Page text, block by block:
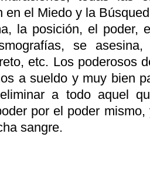
en el Miedo y la
la posición, el poder,
se
etc. Los poderosos
a sueldo y muy bien
a todo aquel
por el poder
sangre.